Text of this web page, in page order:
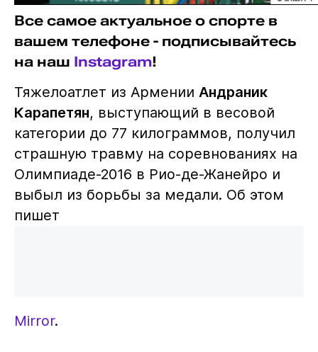
Все самое актуальное о спорте в
вашем телефоне - подписывайтесь
на наш Instagram!
Тяжелоатлет из Армении Андраник
Карапетян, выступающий в весовой
категории до 77 килограммов, получил
страшную травму на соревнованиях на
Олимпиаде-2016 в Рио-де-Жанейро и
выбыл из борьбы за медали. Об этом
пишет
Mirror.